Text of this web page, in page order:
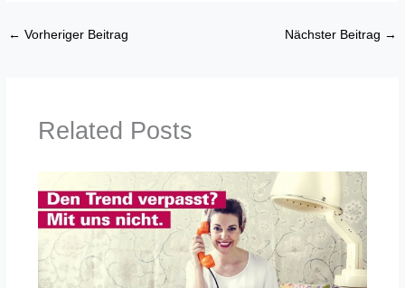
← Vorheriger Beitrag Nächster Beitrag →
Related Posts